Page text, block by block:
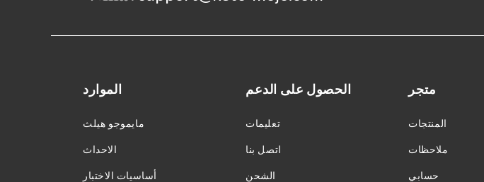
الموارد
مايموجو هيلث
الاحداث
أساسيات الاختبار
الحصول على الدعم
تعليمات
اتصل بنا
الشحن
متجر
المنتجات
ملاحظات
حسابي